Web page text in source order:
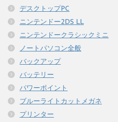
デスクトップPC
ニンテンドー2DS LL
ニンテンドークラシックミニ
ノートパソコン全般
バックアップ
バッテリー
パワーポイント
ブルーライトカットメガネ
プリンター